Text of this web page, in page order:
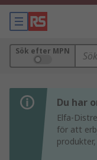
Sök efter MPN
Du har
Elfa-
för att